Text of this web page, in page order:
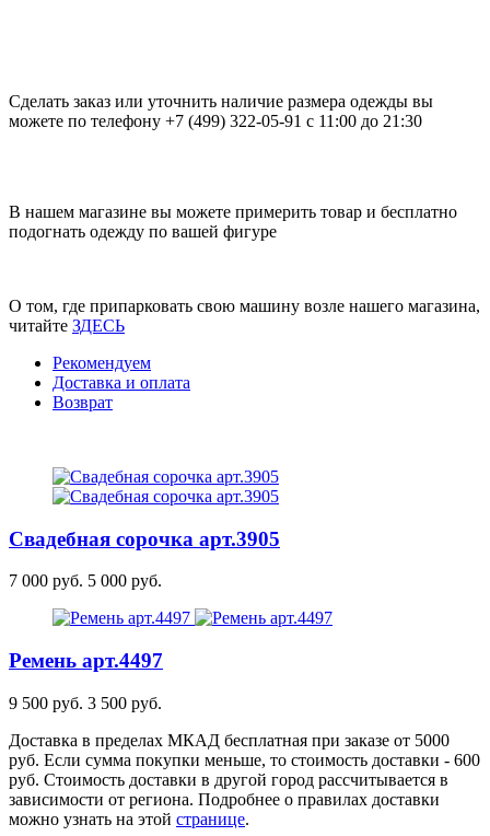
Сделать заказ или уточнить наличие размера одежды вы
можете по телефону +7 (499) 322-05-91 с 11:00 до 21:30
В нашем магазине вы можете примерить товар и бесплатно
подогнать одежду по вашей фигуре
О том, где припарковать свою машину возле нашего магазина,
читайте ЗДЕСЬ
Рекомендуем
Доставка и оплата
Возврат
Свадебная сорочка арт.3905
7 000 руб. 5 000 руб.
Ремень арт.4497
9 500 руб. 3 500 руб.
Доставка в пределах МКАД бесплатная при заказе от 5000
руб. Если сумма покупки меньше, то стоимость доставки - 600
руб. Стоимость доставки в другой город рассчитывается в
зависимости от региона. Подробнее о правилах доставки
можно узнать на этой странице.